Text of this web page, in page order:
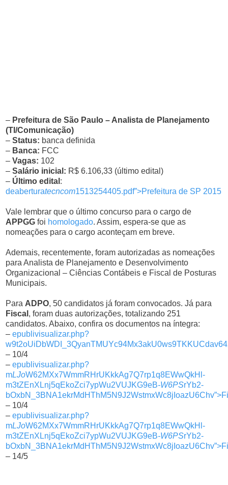
– Prefeitura de São Paulo – Analista de Planejamento
(TI/Comunicação)
–Status: banca definida
– Banca: FCC
–Vagas: 102
–Salário inicial: R$ 6.106,33 (último edital)
– Último edital :
deaberturatecncom1513254405.pdf”>Prefeitura de SP 2015
Vale lembrar que o último concurso para o cargo de
APPGG foi homologado. Assim, espera-se que as
nomeações para o cargo aconteçam em breve.
Ademais, recentemente, foram autorizadas as nomeações
para Analista de Planejamento e Desenvolvimento
Organizacional – Ciências Contábeis e Fiscal de Posturas
Municipais.
Para ADPO, 50 candidatos já foram convocados. Já para
Fiscal , foram duas autorizações, totalizando 251
candidatos. Abaixo, confira os documentos na íntegra:
–epublivisualizar.php?
– 10/4
–epublivisualizar.php?
mLJoW62MXx7WmmRHrUKkkAg7Q7rp1q8EWwQkHl-
m3tZEnXLnj5qEkoZci7ypWu2VUJKG9eB-W6PSrYb2-
– 10/4
–epublivisualizar.php?
mLJoW62MXx7WmmRHrUKkkAg7Q7rp1q8EWwQkHl-
m3tZEnXLnj5qEkoZci7ypWu2VUJKG9eB-W6PSrYb2-
– 14/5